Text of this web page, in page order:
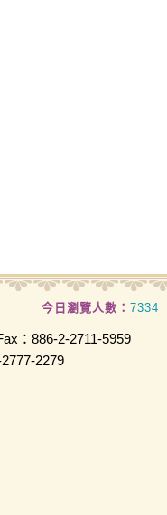
今日瀏覽人數： 7334
：886-2-2711-5959
2279